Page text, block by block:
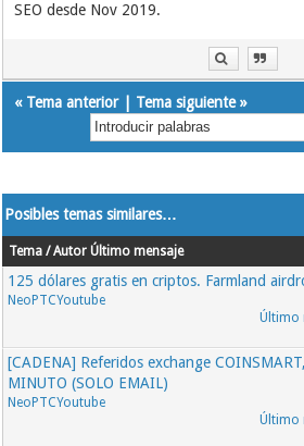
SEO desde Nov 2019.
« Tema anterior| Tema siguiente»
Posibles temas similares…
Tema / Autor Último mensaje
125 dólares gratis en criptos. Farmland
NeoPTCYoutube
Último
[CADENA] Referidos exchange
MINUTO (SOLO EMAIL)
NeoPTCYoutube
Último